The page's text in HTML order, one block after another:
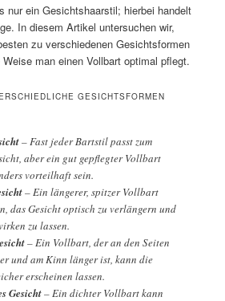
nur ein Gesichtshaarstil; hierbei handelt
In diesem Artikel untersuchen wir,
zu verschiedenen Gesichtsformen
man einen Vollbart optimal pflegt.
GESICHTSFORMEN
– Fast jeder Bartstil passt zum
aber ein gut gepflegter Vollbart
vorteilhaft sein.
– Ein längerer, spitzer Vollbart
das Gesicht optisch zu verlängern und
zu lassen.
– Ein Vollbart, der an den Seiten
und am Kinn länger ist, kann die
erscheinen lassen.
Gesicht– Ein dichter Vollbart kann